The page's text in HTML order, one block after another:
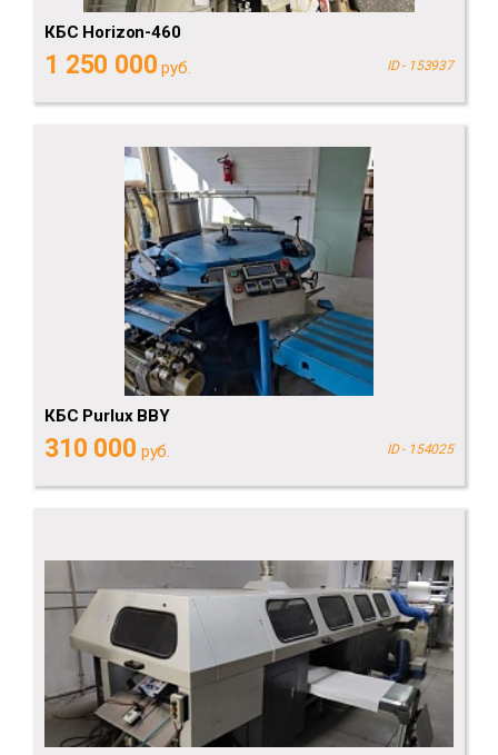
КБС Horizon-460
1 250 000 руб. ID - 153937
КБС Purlux BBY
310 000 руб. ID - 154025